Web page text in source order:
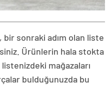
sonraki adım olan liste
Ürünlerin hala stokta
mağazaları
bulduğunuzda bu